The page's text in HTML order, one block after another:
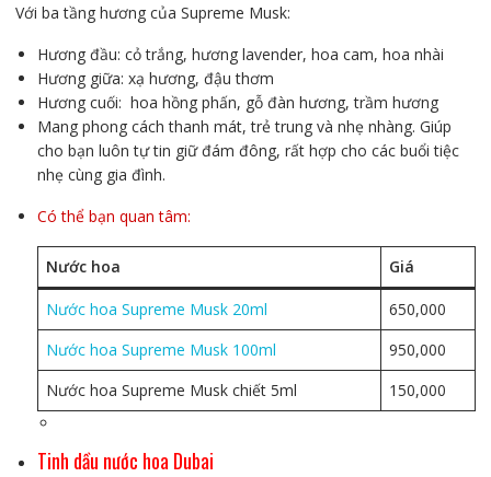
Với ba tầng hương của Supreme Musk:
Hương đầu: cỏ trắng, hương lavender, hoa cam, hoa nhài
Hương giữa: xạ hương, đậu thơm
Hương cuối: hoa hồng phấn, gỗ đàn hương, trầm hương
Mang phong cách thanh mát, trẻ trung và nhẹ nhàng. Giúp
cho bạn luôn tự tin giữ đám đông, rất hợp cho các buổi tiệc
nhẹ cùng gia đình.
Có thể bạn quan tâm:
Nước hoa Giá
Nước hoa Supreme Musk 20ml
650,000
Nước hoa Supreme Musk 100ml
950,000
Nước hoa Supreme Musk chiết 5ml
150,000
Tinh dầu nước hoa Dubai